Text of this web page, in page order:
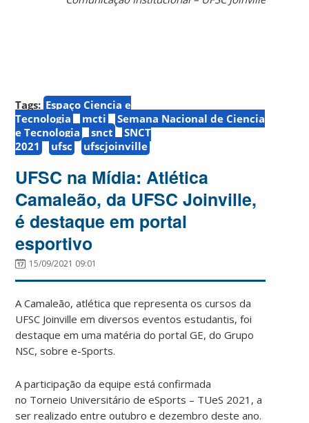
Tags: Espaço Ciencia e
Tecnologia
mcti
Semana Nacional de Ciencia
e Tecnologia
snct
SNCT
2021
ufsc ufscjoinville
UFSC na Mídia: Atlética
Camaleão, da UFSC Joinville,
é destaque em portal
esportivo
15/09/2021 09:01
A Camaleão, atlética que representa os cursos da
UFSC Joinville em diversos eventos estudantis, foi
destaque em uma matéria do portal GE, do Grupo
NSC, sobre e-Sports.
A participação da equipe está confirmada
no Torneio Universitário de eSports – TUeS 2021, a
ser realizado entre outubro e dezembro deste ano.